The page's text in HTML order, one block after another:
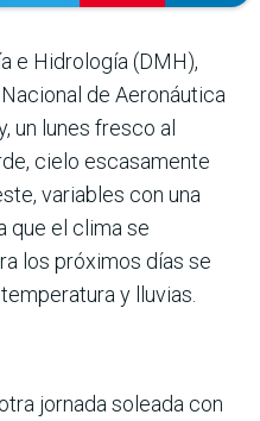
e Hidrología (DMH),
de Aeronáutica
un lunes fresco al
cielo escasamente
variables con una
que el clima se
los próximos días se
y lluvias.
jornada soleada con